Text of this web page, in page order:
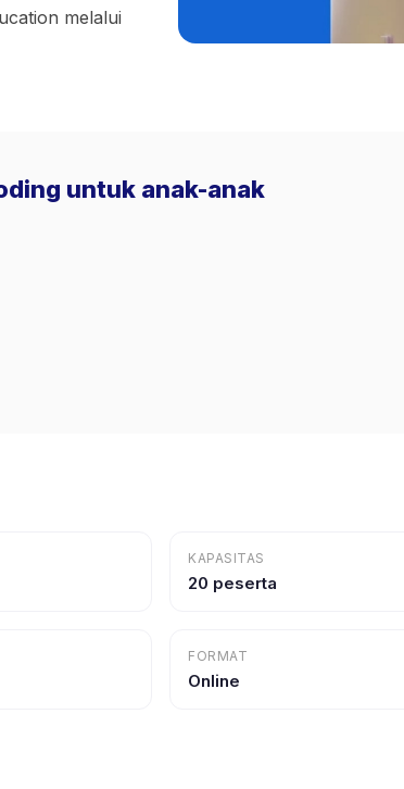
melalui
untuk anak-anak
KAPASITAS
20 peserta
FORMAT
Online